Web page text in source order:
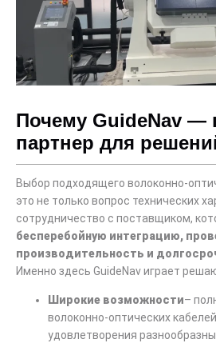
Почему GuideNav —
партнер для
Выбор подходящего волоконно-
это не только вопрос технических
сотрудничество с поставщиком,
бесперебойную интеграцию,
производительность и
Именно здесь GuideNav играет
Широкие возможности–
волоконно-оптических
удовлетворения